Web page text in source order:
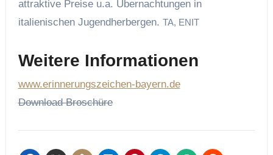
attraktive Preise u.a. Übernachtungen in
italienischen Jugendherbergen. TA, ENIT
Weitere Informationen
www.erinnerungszeichen-bayern.de
Download Broschüre